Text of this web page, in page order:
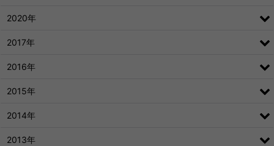
2020年
2017年
2016年
2015年
2014年
2013年